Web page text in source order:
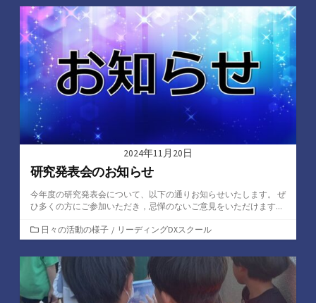
ゴ
リ
ー
2024年11月20日
研究発表会のお知らせ
今年度の研究発表会について、以下の通りお知らせいたします。 ぜ
ひ多くの方にご参加いただき，忌憚のないご意見をいただけます...
カ
テ
ゴ
リ
ー
日々の活動の様子 / リーディングDXスクール